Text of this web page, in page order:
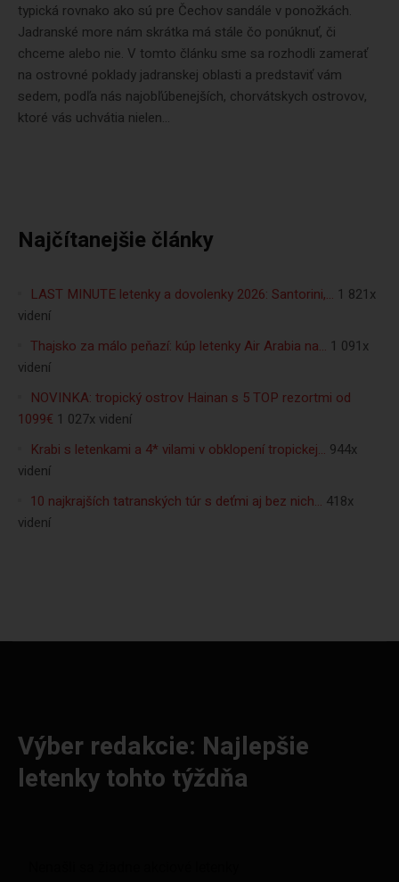
typická rovnako ako sú pre Čechov sandále v ponožkách.
Jadranské more nám skrátka má stále čo ponúknuť, či
chceme alebo nie. V tomto článku sme sa rozhodli zamerať
na ostrovné poklady jadranskej oblasti a predstaviť vám
sedem, podľa nás najobľúbenejších, chorvátskych ostrovov,
ktoré vás uchvátia nielen...
Najčítanejšie články
LAST MINUTE letenky a dovolenky 2026: Santorini,… 1 821x
videní
Thajsko za málo peňazí: kúp letenky Air Arabia na… 1 091x
videní
NOVINKA: tropický ostrov Hainan s 5 TOP rezortmi od
1099€ 1 027x videní
Krabi s letenkami a 4* vilami v obklopení tropickej… 944x
videní
10 najkrajších tatranských túr s deťmi aj bez nich… 418x
videní
Výber redakcie: Najlepšie
letenky tohto týždňa